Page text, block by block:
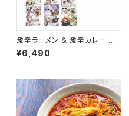
激辛ラーメン ＆ 激辛カレー 辛
杉家の憂鬱 コンプリートセット1
2食（カレー6食+麺系6食） 辛す
ブランド館
¥6,490